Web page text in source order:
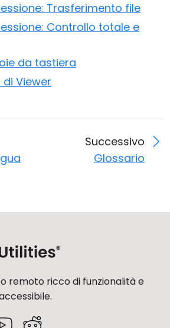
Trasferimento file
Controllo totale e
da tastiera
di Viewer
Successivo
Glossario
remoto ricco di funzionalità e